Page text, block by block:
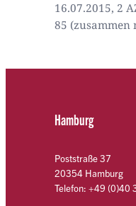
16.07.2015, 2
85 (zusammen
Hamburg
Poststraße 37
20354 Hamburg
Telefon: +49 (0)40